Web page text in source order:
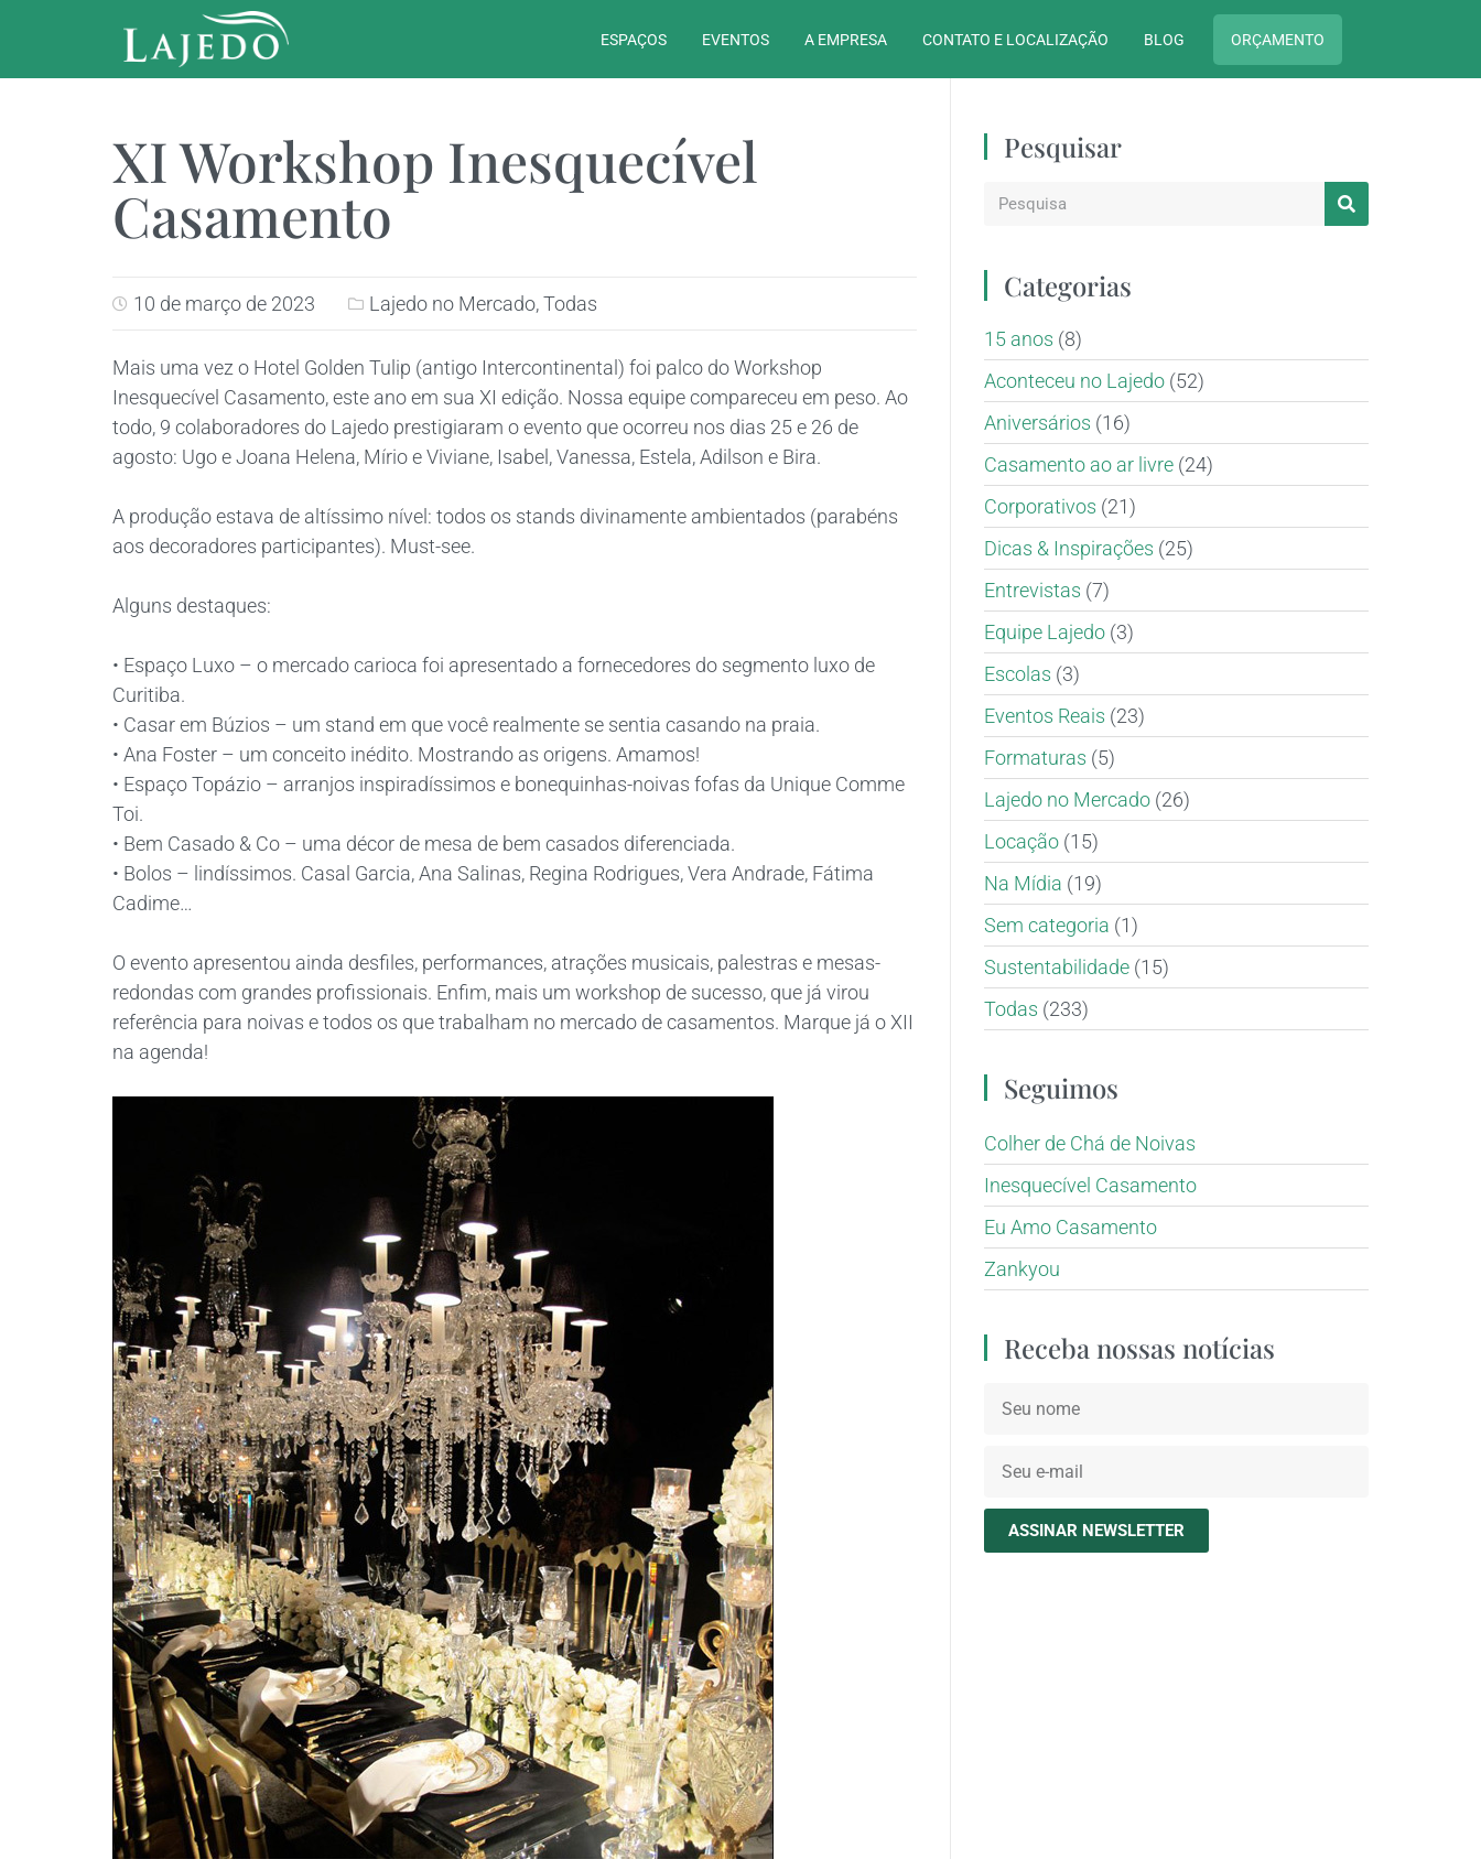
ESPAÇOS EVENTOS A EMPRESA CONTATO E LOCALIZAÇÃO BLOG ORÇAMENTO
XI Workshop Inesquecível
Casamento
10 de março de 2023 Lajedo no Mercado,Todas
Mais uma vez o Hotel Golden Tulip (antigo Intercontinental) foi palco do Workshop
Inesquecível Casamento, este ano em sua XI edição. Nossa equipe compareceu em peso. Ao
todo, 9 colaboradores do Lajedo prestigiaram o evento que ocorreu nos dias 25 e 26 de
agosto: Ugo e Joana Helena, Mírio e Viviane, Isabel, Vanessa, Estela, Adilson e Bira.
A produção estava de altíssimo nível: todos os stands divinamente ambientados (parabéns
aos decoradores participantes). Must-see.
Alguns destaques:
• Espaço Luxo – o mercado carioca foi apresentado a fornecedores do segmento luxo de
Curitiba.
• Casar em Búzios – um stand em que você realmente se sentia casando na praia.
• Ana Foster – um conceito inédito. Mostrando as origens. Amamos!
• Espaço Topázio – arranjos inspiradíssimos e bonequinhas-noivas fofas da Unique Comme
Toi.
• Bem Casado & Co – uma décor de mesa de bem casados diferenciada.
• Bolos – lindíssimos. Casal Garcia, Ana Salinas, Regina Rodrigues, Vera Andrade, Fátima
Cadime…
O evento apresentou ainda desfiles, performances, atrações musicais, palestras e mesas-
redondas com grandes profissionais. Enfim, mais um workshop de sucesso, que já virou
referência para noivas e todos os que trabalham no mercado de casamentos. Marque já o XII
na agenda!
Pesquisar
Categorias
15 anos (8)
Aconteceu no Lajedo(52)
Aniversários (16)
Casamento ao ar livre(24)
Corporativos (21)
Dicas & Inspirações (25)
Entrevistas (7)
Equipe Lajedo(3)
Escolas (3)
Eventos Reais (23)
Formaturas (5)
Lajedo no Mercado(26)
Locação(15)
Na Mídia (19)
Sem categoria (1)
Sustentabilidade(15)
Todas (233)
Seguimos
Colher de Chá de Noivas
Inesquecível Casamento
Eu Amo Casamento
Zankyou
Receba nossas notícias
ASSINAR NEWSLETTER